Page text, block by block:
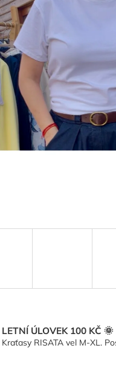
LETNÍ ÚLOVEK 100 KČ 🌞
Kraťasy RISATA vel M-XL.
PERLIČKOU - N